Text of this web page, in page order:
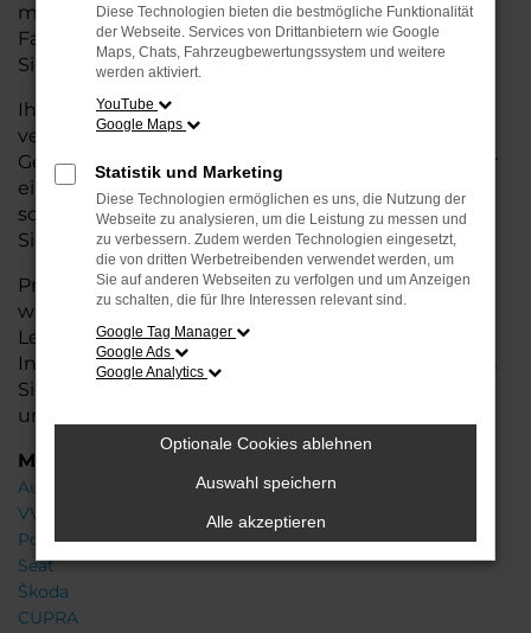
müssen. Ob im Stadtverkehr oder für längere
Fahrten, der Fabia überzeugt durch Fahrkomfort,
Sicherheit und Wirtschaftlichkeit.
Ihr Škoda Autohaus in Achim ist Ihr
vertrauenswürdiger Partner, wenn es um
Gebrauchtwagen geht. Wir bieten Ihnen nicht nur
eine große Auswahl an geprüften Fahrzeugen,
sondern auch eine fachkundige Beratung, damit
Sie das für Sie passende Modell finden.
Profitieren Sie von unseren zusätzlichenServices
wie attraktiven Finanzierungsmöglichkeiten,
Leasingangeboten und der bequemen
Inzahlungnahme Ihres alten Fahrzeugs. Besuchen
Sie uns und überzeugen Sie sich von der Qualität
und dem Service, den wir Ihnen bieten!
Marken
Audi
VW
Porsche
Seat
Škoda
CUPRA
Diese Technologien bieten die bestmögliche Funktionalität
der Webseite. Services von Drittanbietern wie Google
Maps, Chats, Fahrzeugbewertungssystem und weitere
werden aktiviert.
YouTube
Google Maps
Statistik und Marketing
Diese Technologien ermöglichen es uns, die Nutzung der
Webseite zu analysieren, um die Leistung zu messen und
zu verbessern. Zudem werden Technologien eingesetzt,
die von dritten Werbetreibenden verwendet werden, um
Sie auf anderen Webseiten zu verfolgen und um Anzeigen
zu schalten, die für Ihre Interessen relevant sind.
Google Tag Manager
Google Ads
Google Analytics
Optionale Cookies ablehnen
Auswahl speichern
Alle akzeptieren